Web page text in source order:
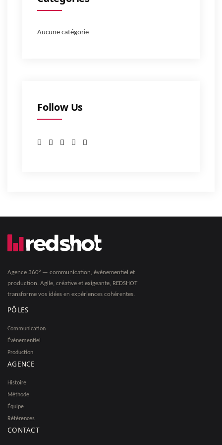
Aucune catégorie
Follow Us
Agence 360° — communication, événementiel et
production. Agile, créative et exigeante, REDSHOT
transforme vos idées en expériences cohérentes.
PÔLES
Communication
Événementiel
Production
AGENCE
Histoire
Méthode
Équipe
Références
CONTACT